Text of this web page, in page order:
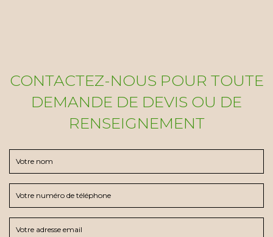
CONTACTEZ-NOUS POUR TOUTE
DEMANDE DE DEVIS OU DE
RENSEIGNEMENT